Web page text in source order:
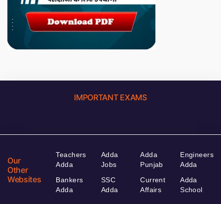
IMPORTANT EXAMS
Our
Other
Websites
Teachers
Adda
Bankers
Adda
Adda
Jobs
SSC
Adda
Adda
Punjab
Current
Affairs
Engineers
Adda
Adda
School